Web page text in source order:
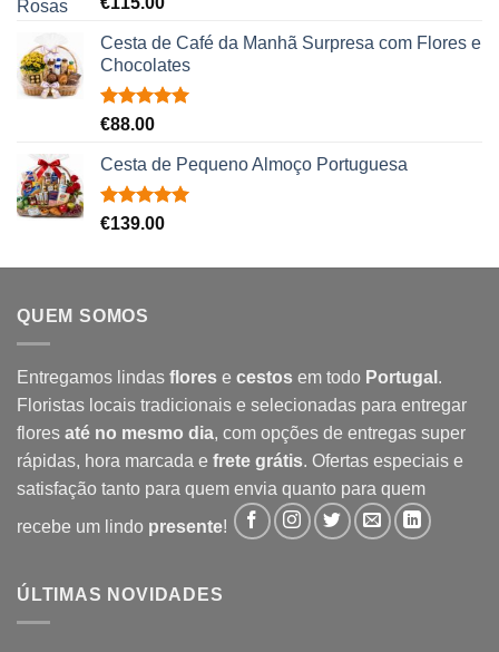
Cesta de Café da Manhã Surpresa com Flores e
Chocolates
Avaliação
€88.00
Cesta de Pequeno Almoço Portuguesa
Avaliação
€139.00
QUEM SOMOS
Entregamos lindas flores e cestos em todo Portugal .
Floristas locais tradicionais e selecionadas para entregar
flores até no mesmo dia, com opções de entregas super
rápidas, hora marcada e frete grátis. Ofertas especiais e
satisfação tanto para quem envia quanto para quem
recebe um lindo presente!
ÚLTIMAS NOVIDADES